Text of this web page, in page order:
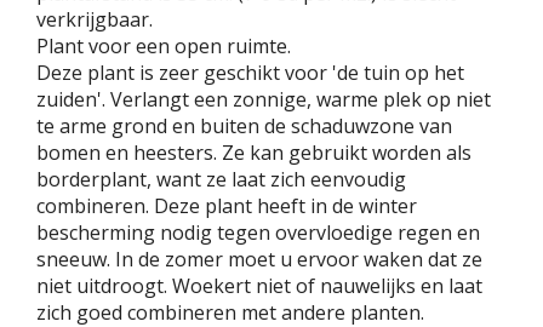
verkrijgbaar.
Plant voor een open ruimte.
Deze plant is zeer geschikt voor 'de tuin op het
zuiden'. Verlangt een zonnige, warme plek op niet
te arme grond en buiten de schaduwzone van
bomen en heesters. Ze kan gebruikt worden als
borderplant, want ze laat zich eenvoudig
combineren. Deze plant heeft in de winter
bescherming nodig tegen overvloedige regen en
sneeuw. In de zomer moet u ervoor waken dat ze
niet uitdroogt. Woekert niet of nauwelijks en laat
zich goed combineren met andere planten.